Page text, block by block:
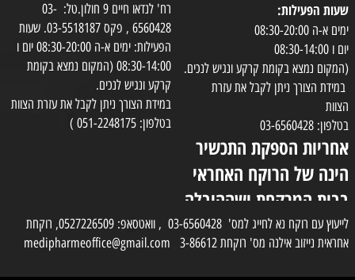
שעות הפעילות:
ימים א-ה 08:30-20:00
יום ו 08:30-14:00
(המקום נמצא בקומת קרקע ונגיש לנכים.
במידת הצורך ניתן לקבל את עזרת
הצוות
בטלפון: 03-6560428
אחריות הספקת התכשיר
הינה של הרוקח האחראי
בבית המרקחת ושההובלה
בפועל תעשה בעזרת
השליח
רח' לנדאו חיים 9 חולון.טל: 03-
6560428 , פקס 03-5518187. שעות
הפעילות: ימים א-ה 08:30-20:00 יום ו
08:30-14:00 (המקום נמצא בקומת
קרקע ונגיש לנכים.
במידת הצורך ניתן לקבל את עזרת הצוות
בטלפון: 051-2248175 )
לייעוץ עם רוקח נא לחייג למס' 03-6560428 , וואטסאפ: 0527226509, רוקחת
אחראית נייזוב אילנה מס' רוקחת 3-86612 medipharmeoffice@gmail.com